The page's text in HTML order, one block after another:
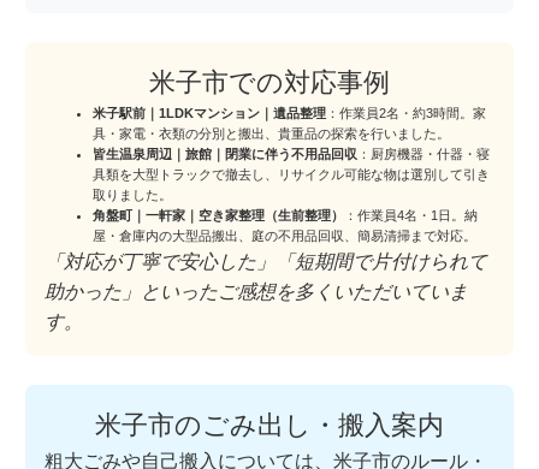
米子市での対応事例
米子駅前｜1LDKマンション｜遺品整理 ：作業員2名・約3時間。家
具・家電・衣類の分別と搬出、貴重品の探索を行いました。
皆生温泉周辺｜旅館｜閉業に伴う不用品回収 ：厨房機器・什器・寝
具類を大型トラックで撤去し、リサイクル可能な物は選別して引き
取りました。
角盤町｜一軒家｜空き家整理（生前整理）
：作業員4名・1日。納
屋・倉庫内の大型品搬出、庭の不用品回収、簡易清掃まで対応。
「対応が丁寧で安心した」「短期間で片付けられて
助かった」といったご感想を多くいただいていま
す。
米子市のごみ出し・搬入案内
粗大ごみや自己搬入については、米子市のルール・